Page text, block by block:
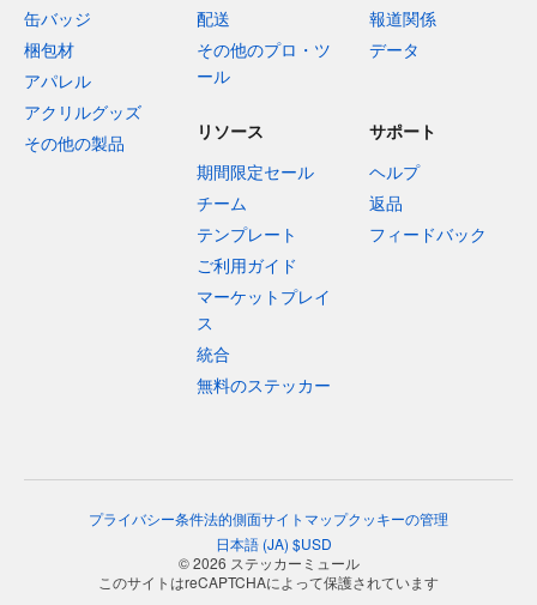
缶バッジ
梱包材
アパレル
アクリルグッズ
その他の製品
配送
その他のプロ・ツ
ール
報道関係
データ
リソース
期間限定セール
チーム
テンプレート
ご利用ガイド
マーケットプレイ
ス
統合
無料のステッカー
サポート
ヘルプ
返品
フィードバック
プライバシー条件法的側面サイトマップクッキーの管理
日本語(JA) $USD
© 2026 ステッカーミュール
このサイトはreCAPTCHAによって保護されています